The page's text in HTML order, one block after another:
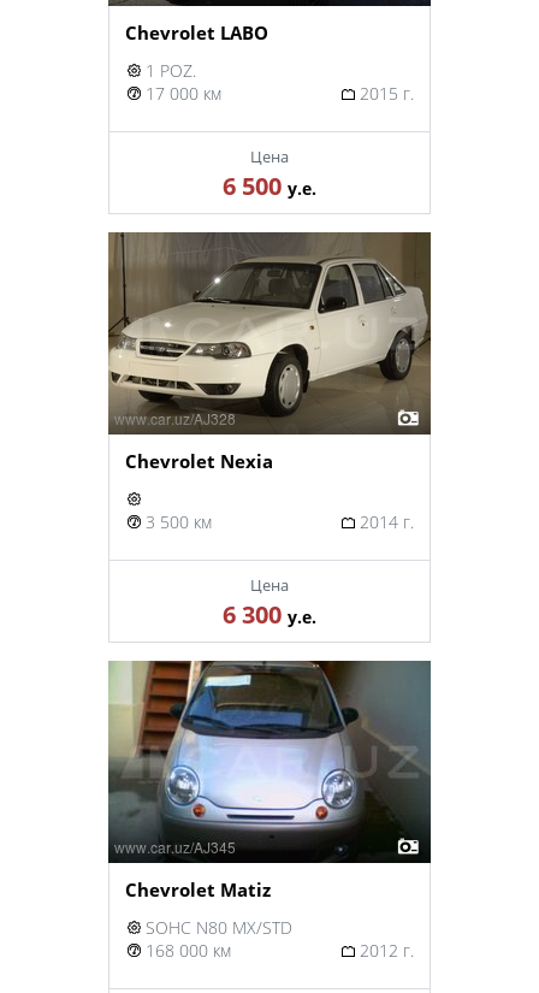
Chevrolet LABO
1 POZ.
17 000 км
2015 г.
Цена
6 500 у.е.
Chevrolet Nexia
3 500 км 2014 г.
Цена
6 300 у.е.
Chevrolet Matiz
SOHC N80 MX/STD
168 000 км
2012 г.